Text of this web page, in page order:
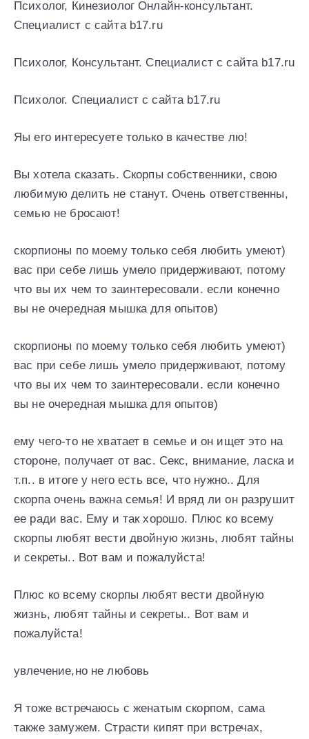
Психолог, Кинезиолог Онлайн-консультант.
Специалист с сайта b17.ru
Психолог, Консультант. Специалист с сайта b17.ru
Психолог. Специалист с сайта b17.ru
Яы его интересуете только в качестве лю!
Вы хотела сказать. Скорпы собственники, свою
любимую делить не станут. Очень ответственны,
семью не бросают!
скорпионы по моему только себя любить умеют)
вас при себе лишь умело придерживают, потому
что вы их чем то заинтересовали. если конечно
вы не очередная мышка для опытов)
скорпионы по моему только себя любить умеют)
вас при себе лишь умело придерживают, потому
что вы их чем то заинтересовали. если конечно
вы не очередная мышка для опытов)
ему чего-то не хватает в семье и он ищет это на
стороне, получает от вас. Секс, внимание, ласка и
т.п.. в итоге у него есть все, что нужно.. Для
скорпа очень важна семья! И вряд ли он разрушит
ее ради вас. Ему и так хорошо. Плюс ко всему
скорпы любят вести двойную жизнь, любят тайны
и секреты.. Вот вам и пожалуйста!
Плюс ко всему скорпы любят вести двойную
жизнь, любят тайны и секреты.. Вот вам и
пожалуйста!
увлечение,но не любовь
Я тоже встречаюсь с женатым скорпом, сама
также замужем. Страсти кипят при встречах,